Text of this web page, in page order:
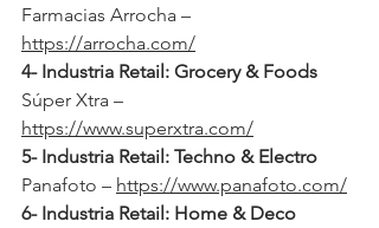
Farmacias Arrocha –
https://arrocha.com/
4- Industria Retail: Grocery & Foods
Súper Xtra –
https://www.superxtra.com/
5- Industria Retail: Techno & Electro
Panafoto – https://www.panafoto.com/
6- Industria Retail: Home & Deco